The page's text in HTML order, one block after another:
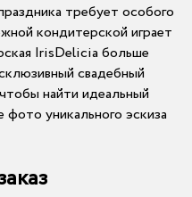
требует особого
кондитерской играет
IrisDelicia больше
свадебный
найти идеальный
уникального эскиза